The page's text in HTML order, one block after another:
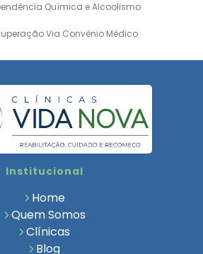
Química e Alcoolismo
Via Convênio Médico
Convênio Bradesco
para Dependentes
para Dependentes
de Dependentes
Dependência Química e
Institucional
Home
Quem Somos
Clínicas
Blog